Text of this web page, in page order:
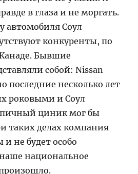
в глаза и не моргать.
автомобиля Соул
конкуренты, по
Бывшие
собой: Nissan
последние несколько лет
роковыми и Соул
циник мог бы
таких делах компания
и не будет особо
национальное
произошло.